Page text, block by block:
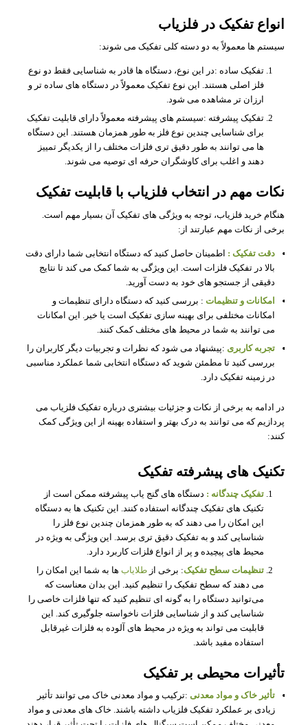
انواع تفکیک در فلزیاب
سیستم ها معمولاً به دو دسته کلی تفکیک می‌ شوند:
تفکیک ساده :در این نوع، دستگاه ها قادر به شناسایی فقط دو نوع
فلز اصلی هستند. این نوع تفکیک معمولاً در دستگاه‌ های ساده‌ تر و
ارزان‌ تر مشاهده می‌ شود.
تفکیک پیشرفته :سیستم های پیشرفته معمولاً دارای قابلیت تفکیک
برای شناسایی چندین نوع فلز به طور همزمان هستند. این دستگاه‌
ها می‌ توانند به طور دقیق‌ تری فلزات مختلف را از یکدیگر تمییز
دهند و اغلب برای کاوشگران حرفه‌ ای توصیه می‌ شوند.
نکات مهم در انتخاب فلزیاب با قابلیت تفکیک
هنگام خرید فلزیاب، توجه به ویژگی‌ های تفکیک آن بسیار مهم است.
برخی از نکات مهم عبارتند از:
دقت تفکیک : اطمینان حاصل کنید که دستگاه انتخابی شما دارای دقت
بالا در تفکیک فلزات است. این ویژگی به شما کمک می‌ کند تا نتایج
دقیقی از جستجو های خود به دست آورید.
امکانات و تنظیمات: بررسی کنید که دستگاه دارای تنظیمات و
امکانات مختلفی برای بهینه‌ سازی تفکیک است یا خیر. این امکانات
می‌ توانند به شما در محیط‌ های مختلف کمک کنند.
تجربه کاربری :پیشنهاد می‌ شود که نظرات و تجربیات دیگر کاربران را
بررسی کنید تا مطمئن شوید که دستگاه انتخابی شما عملکرد مناسبی
در زمینه تفکیک دارد.
در ادامه به برخی از نکات و جزئیات بیشتری درباره تفکیک فلزیاب می‌
پردازیم که می‌ توانند به درک بهتر و استفاده بهینه از این ویژگی کمک
کنند:
تکنیک‌ های پیشرفته تفکیک
تفکیک چندگانه : دستگاه‌ های گنج یاب پیشرفته ممکن است از
تکنیک‌ های تفکیک چندگانه استفاده کنند. این تکنیک‌ ها به دستگاه
این امکان را می‌ دهند که به طور همزمان چندین نوع فلز را
شناسایی کند و به تفکیک دقیق‌ تری برسد. این ویژگی به ویژه در
محیط‌ های پیچیده و پر از انواع فلزات کاربرد دارد.
تنظیمات سطح تفکیک: برخی از طلایابها به شما این امکان را
می‌ دهند که سطح تفکیک را تنظیم کنید. این بدان معناست که
می‌توانید دستگاه را به گونه‌ ای تنظیم کنید که تنها فلزات خاصی را
شناسایی کند و از شناسایی فلزات ناخواسته جلوگیری کند. این
قابلیت می‌ تواند به ویژه در محیط‌ های آلوده به فلزات غیرقابل
استفاده مفید باشد.
تأثیرات محیطی بر تفکیک
تأثیر خاک و مواد معدنی :ترکیب و مواد معدنی خاک می‌ توانند تأثیر
زیادی بر عملکرد تفکیک فلزیاب داشته باشند. خاک‌ های معدنی و مواد